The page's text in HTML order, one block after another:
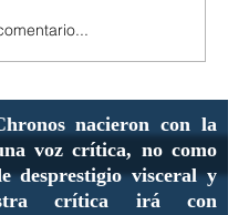
nacieron con la
voz crítica, no como
desprestigio visceral y
crítica irá con